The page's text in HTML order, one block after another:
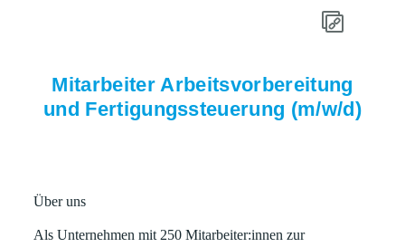
Mitarbeiter Arbeitsvorbereitung
und Fertigungssteuerung (m/w/d)
Über uns
Als Unternehmen mit 250 Mitarbeiter:innen zur